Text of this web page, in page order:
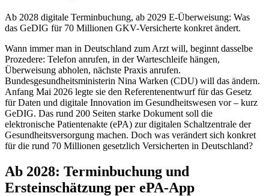
Ab 2028 digitale Terminbuchung, ab 2029 E-Überweisung: Was
das GeDIG für 70 Millionen GKV-Versicherte konkret ändert.
Wann immer man in Deutschland zum Arzt will, beginnt dasselbe
Prozedere: Telefon anrufen, in der Warteschleife hängen,
Überweisung abholen, nächste Praxis anrufen.
Bundesgesundheitsministerin Nina Warken (CDU) will das ändern.
Anfang Mai 2026 legte sie den Referentenentwurf für das Gesetz
für Daten und digitale Innovation im Gesundheitswesen vor – kurz
GeDIG. Das rund 200 Seiten starke Dokument soll die
elektronische Patientenakte (ePA) zur digitalen Schaltzentrale der
Gesundheitsversorgung machen. Doch was verändert sich konkret
für die rund 70 Millionen gesetzlich Versicherten in Deutschland?
Ab 2028: Terminbuchung und
Ersteinschätzung per ePA-App